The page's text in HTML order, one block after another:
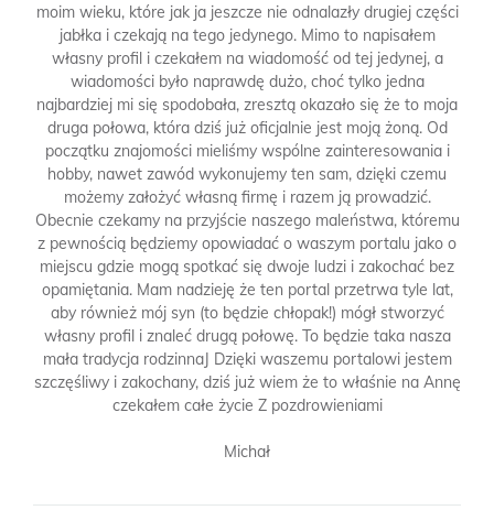
moim wieku, które jak ja jeszcze nie odnalazły drugiej części
jabłka i czekają na tego jedynego. Mimo to napisałem
własny profil i czekałem na wiadomość od tej jedynej, a
wiadomości było naprawdę dużo, choć tylko jedna
najbardziej mi się spodobała, zresztą okazało się że to moja
druga połowa, która dziś już oficjalnie jest moją żoną. Od
początku znajomości mieliśmy wspólne zainteresowania i
hobby, nawet zawód wykonujemy ten sam, dzięki czemu
możemy założyć własną firmę i razem ją prowadzić.
Obecnie czekamy na przyjście naszego maleństwa, któremu
z pewnością będziemy opowiadać o waszym portalu jako o
miejscu gdzie mogą spotkać się dwoje ludzi i zakochać bez
opamiętania. Mam nadzieję że ten portal przetrwa tyle lat,
aby również mój syn (to będzie chłopak!) mógł stworzyć
własny profil i znaleć drugą połowę. To będzie taka nasza
mała tradycja rodzinnaJ Dzięki waszemu portalowi jestem
szczęśliwy i zakochany, dziś już wiem że to właśnie na Annę
czekałem całe życie Z pozdrowieniami
Michał